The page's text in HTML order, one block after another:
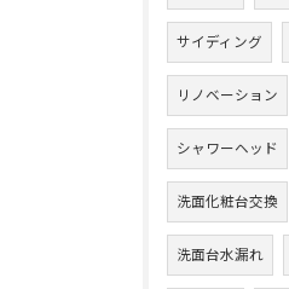
サイディング
リノベーション
シャワーヘッド
洗面化粧台交換
洗面台水漏れ